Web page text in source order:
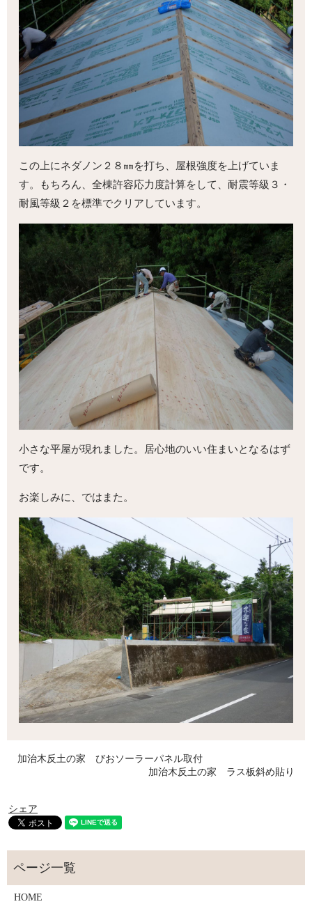
この上にネダノン２８㎜を打ち、屋根強度を上げていま
す。もちろん、全棟許容応力度計算をして、耐震等級３・
耐風等級２を標準でクリアしています。
小さな平屋が現れました。居心地のいい住まいとなるはず
です。
お楽しみに、ではまた。
加治木反土の家 びおソーラーパネル取付
加治木反土の家 ラス板斜め貼り
シェア
HOME